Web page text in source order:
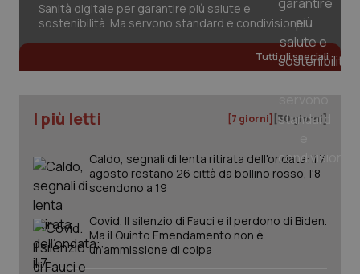
Sanità digitale per garantire più salute e
sostenibilità. Ma servono standard e condivisione
Tutti gli speciali
I più letti [7 giorni] [30 giorni]
Caldo, segnali di lenta ritirata dell'ondata: il 7
agosto restano 26 città da bollino rosso, l'8
scendono a 19
Covid. Il silenzio di Fauci e il perdono di Biden.
Ma il Quinto Emendamento non è
un’ammissione di colpa
www.quotidianosanita.it
2